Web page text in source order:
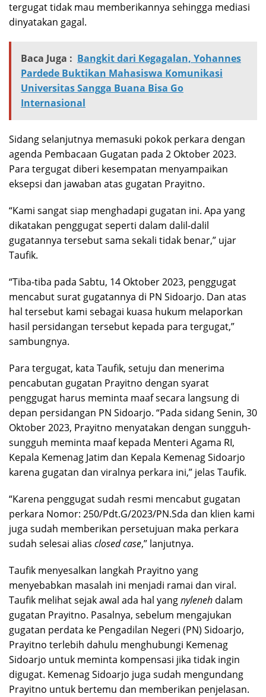
tergugat tidak mau memberikannya sehingga mediasi
dinyatakan gagal.
Baca Juga : Bangkit dari Kegagalan, Yohannes
Pardede Buktikan Mahasiswa Komunikasi
Universitas Sangga Buana Bisa Go
Internasional
Sidang selanjutnya memasuki pokok perkara dengan
agenda Pembacaan Gugatan pada 2 Oktober 2023.
Para tergugat diberi kesempatan menyampaikan
eksepsi dan jawaban atas gugatan Prayitno.
“Kami sangat siap menghadapi gugatan ini. Apa yang
dikatakan penggugat seperti dalam dalil-dalil
gugatannya tersebut sama sekali tidak benar,” ujar
Taufik.
“Tiba-tiba pada Sabtu, 14 Oktober 2023, penggugat
mencabut surat gugatannya di PN Sidoarjo. Dan atas
hal tersebut kami sebagai kuasa hukum melaporkan
hasil persidangan tersebut kepada para tergugat,”
sambungnya.
Para tergugat, kata Taufik, setuju dan menerima
pencabutan gugatan Prayitno dengan syarat
penggugat harus meminta maaf secara langsung di
depan persidangan PN Sidoarjo. “Pada sidang Senin, 30
Oktober 2023, Prayitno menyatakan dengan sungguh-
sungguh meminta maaf kepada Menteri Agama RI,
Kepala Kemenag Jatim dan Kepala Kemenag Sidoarjo
karena gugatan dan viralnya perkara ini,” jelas Taufik.
“Karena penggugat sudah resmi mencabut gugatan
perkara Nomor: 250/Pdt.G/2023/PN.Sda dan klien kami
juga sudah memberikan persetujuan maka perkara
sudah selesai alias closed case,” lanjutnya.
Taufik menyesalkan langkah Prayitno yang
menyebabkan masalah ini menjadi ramai dan viral.
Taufik melihat sejak awal ada hal yangnyleneh dalam
gugatan Prayitno. Pasalnya, sebelum mengajukan
gugatan perdata ke Pengadilan Negeri (PN) Sidoarjo,
Prayitno terlebih dahulu menghubungi Kemenag
Sidoarjo untuk meminta kompensasi jika tidak ingin
digugat. Kemenag Sidoarjo juga sudah mengundang
Prayitno untuk bertemu dan memberikan penjelasan.